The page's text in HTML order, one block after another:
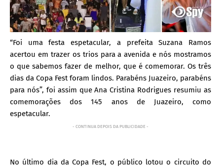
“Foi uma festa espetacular, a prefeita Suzana Ramos
acertou em trazer os trios para a avenida e nós mostramos
o que sabemos fazer de melhor, que é comemorar. Os três
dias da Copa Fest foram lindos. Parabéns Juazeiro, parabéns
para nós”, foi assim que Ana Cristina Rodrigues resumiu as
comemorações dos 145 anos de Juazeiro, como
espetacular.
- CONTINUA DEPOIS DA PUBLICIDADE -
No último dia da Copa Fest, o público lotou o circuito do